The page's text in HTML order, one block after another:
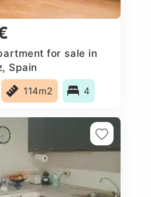
for sale in
Spain
114m2 4